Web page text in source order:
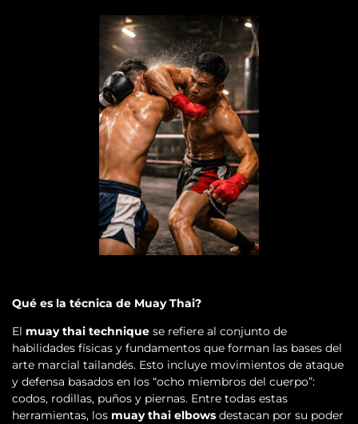
Qué es la técnica de Muay Thai?
El muay thai technique se refiere al conjunto de
habilidades físicas y fundamentos que forman las bases del
arte marcial tailandés. Esto incluye movimientos de ataque
y defensa basados en los “ocho miembros del cuerpo”:
codos, rodillas, puños y piernas. Entre todas estas
herramientas, los muay thai elbows destacan por su poder